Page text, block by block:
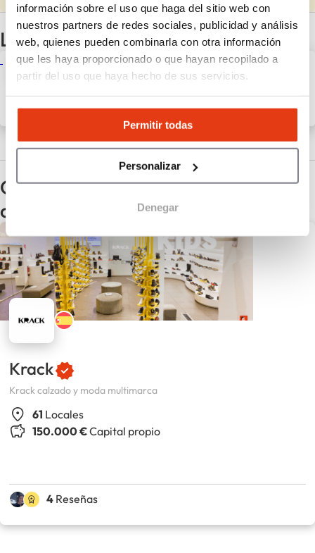
información sobre el uso que haga del sitio web con
nuestros partners de redes sociales, publicidad y análisis
web, quienes pueden combinarla con otra información
que les haya proporcionado o que hayan recopilado a
partir del uso que haya hecho de sus servicios.
Permitir todas
Personalizar
Denegar
Las últimas noticas de Toni Pons
Cómo montar una tienda de
calzado o zapatería en 2026:
guía completa
Ver todas las noticias
Otras franquicias con los mismos
criterios
Krack
Krack calzado y moda multimarca
61 Locales
150.000 €Capital propio
4 Reseñas